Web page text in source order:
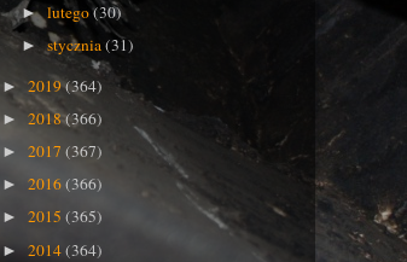
►lutego(30)
►stycznia(31)
► 2019(364)
► 2018(366)
► 2017 (367)
► 2016(366)
► 2015 (365)
► 2014(364)